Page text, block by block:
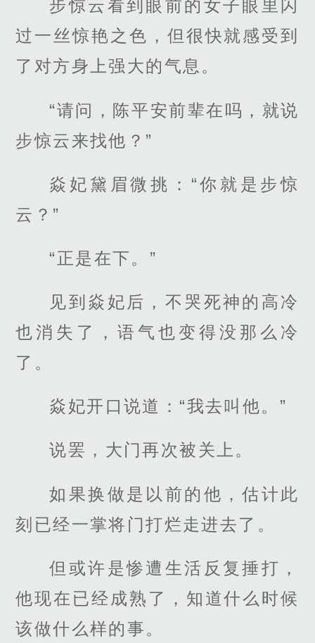
步惊云看到眼前的女子眼里闪
过一丝惊艳之色，但很快就感受到
了对方身上强大的气息。
“请问，陈平安前辈在吗，就说
步惊云来找他？”
焱妃黛眉微挑：“你就是步惊
云？”
“正是在下。”
见到焱妃后，不哭死神的高冷
也消失了，语气也变得没那么冷
了。
焱妃开口说道：“我去叫他。”
说罢，大门再次被关上。
如果换做是以前的他，估计此
刻已经一掌将门打烂走进去了。
但或许是惨遭生活反复捶打，
他现在已经成熟了，知道什么时候
该做什么样的事。